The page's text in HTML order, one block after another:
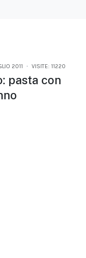
2011 VISITE: 11220
pasta con